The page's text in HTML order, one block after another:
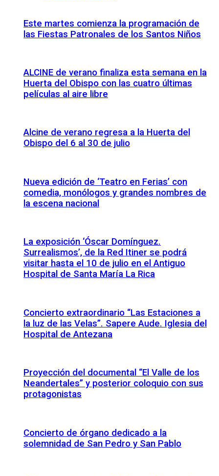
Este martes comienza la programación de
las Fiestas Patronales de los Santos Niños
ALCINE de verano finaliza esta semana en la
Huerta del Obispo con las cuatro últimas
películas al aire libre
Alcine de verano regresa a la Huerta del
Obispo del 6 al 30 de julio
Nueva edición de ‘Teatro en Ferias’ con
comedia, monólogos y grandes nombres de
la escena nacional
La exposición ‘Óscar Domínguez.
Surrealismos’, de la Red Itiner se podrá
visitar hasta el 10 de julio en el Antiguo
Hospital de Santa María La Rica
Concierto extraordinario “Las Estaciones a
la luz de las Velas”. Sapere Aude. Iglesia del
Hospital de Antezana
Proyección del documental “El Valle de los
Neandertales” y posterior coloquio con sus
protagonistas
Concierto de órgano dedicado a la
solemnidad de San Pedro y San Pablo